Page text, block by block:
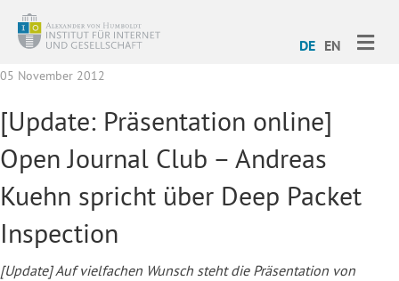
DE EN
05 November 2012
[Update: Präsentation online]
Open Journal Club – Andreas
Kuehn spricht über Deep Packet
Inspection
[Update] Auf vielfachen Wunsch steht die Präsentation von